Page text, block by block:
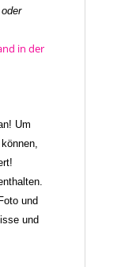
in der
Um
und
und